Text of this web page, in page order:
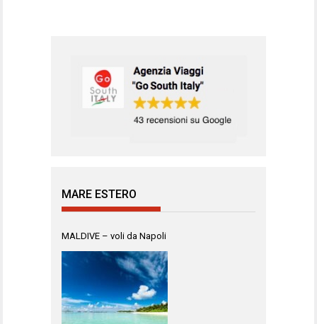
MARE ESTERO
MALDIVE – voli da Napoli